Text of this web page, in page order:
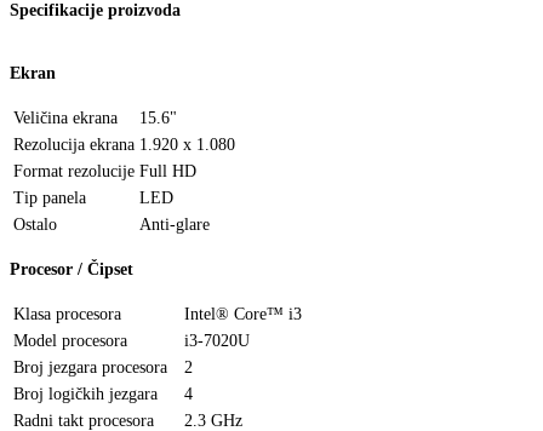
Specifikacije proizvoda
Ekran
Veličina ekrana
15.6"
Rezolucija ekrana 1.920 x 1.080
Format rezolucije Full HD
Tip panela
LED
Ostalo
Anti-glare
Procesor / Čipset
Klasa procesora
Intel® Core™ i3
Model procesora
i3-7020U
Broj jezgara procesora
2
Broj logičkih jezgara
4
Radni takt procesora
2.3 GHz